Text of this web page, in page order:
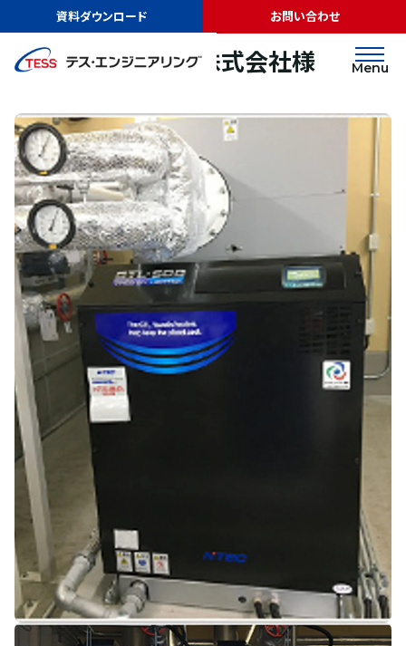
資料ダウンロード お問い合わせ
Menu
実績紹介 大山春雪さぶーる株式会社様
その他
大山春雪さぶーる株式会社様
バコティンヒーター